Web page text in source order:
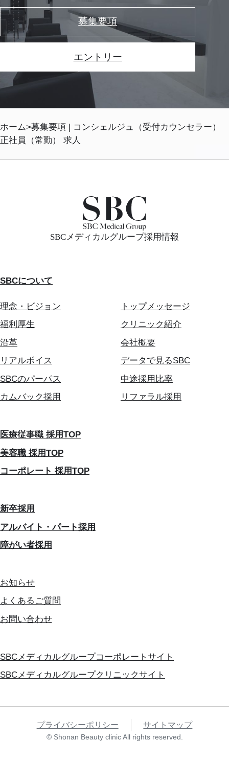
募集要項
エントリー
ホーム
募集要項 | コンシェルジュ（受付カウンセラー）
正社員（常勤） 求人
SBCメディカルグループ採用情報
SBCについて
理念・ビジョン
トップメッセージ
福利厚生
クリニック紹介
沿革
会社概要
リアルボイス
データで見るSBC
SBCのパーパス
中途採用比率
カムバック採用
リファラル採用
医療従事職 採用TOP
美容職 採用TOP
コーポレート 採用TOP
新卒採用
アルバイト・パート採用
障がい者採用
お知らせ
よくあるご質問
お問い合わせ
SBCメディカルグループコーポレートサイト
SBCメディカルグループクリニックサイト
プライバシーポリシー サイトマップ
© Shonan Beauty clinic All rights reserved.